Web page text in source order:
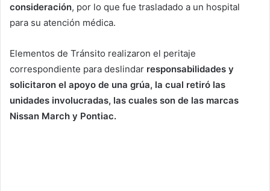
consideración, por lo que fue trasladado a un hospital
para su atención médica.
Elementos de Tránsito realizaron el peritaje
correspondiente para deslindar responsabilidades y
solicitaron el apoyo de una grúa, la cual retiró las
unidades involucradas, las cuales son de las marcas
Nissan March y Pontiac.